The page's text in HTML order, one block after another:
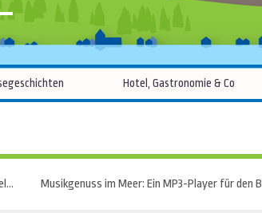
Hotel, Gastronomie & Co
Versteckte Juwelen: Entdecke die unterschätzten Ziele in den Niederlanden